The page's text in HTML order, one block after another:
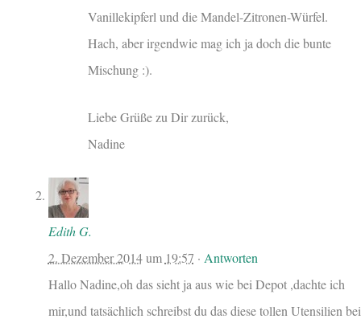
Vanillekipferl und die Mandel-Zitronen-Würfel.
Hach, aber irgendwie mag ich ja doch die bunte
Mischung :).
Liebe Grüße zu Dir zurück,
Nadine
Edith G.
2. Dezember 2014um 19:57 · Antworten
Hallo Nadine,oh das sieht ja aus wie bei Depot ,dachte ich
mir,und tatsächlich schreibst du das diese tollen Utensilien bei